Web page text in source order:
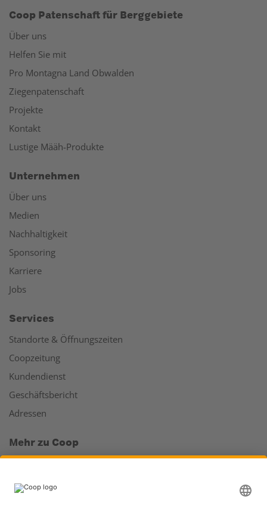
Coop Patenschaft für Berggebiete
Über uns
Helfen Sie mit
Pro Montagna Land Obwalden
Ziegenpatenschaft
Projekte
Kontakt
Lustige Määh-Produkte
Unternehmen
Über uns
Medien
Nachhaltigkeit
Sponsoring
Karriere
Jobs
Services
Standorte & Öffnungszeiten
Coopzeitung
Kundendienst
Geschäftsbericht
Adressen
Mehr zu Coop
Läden & Services